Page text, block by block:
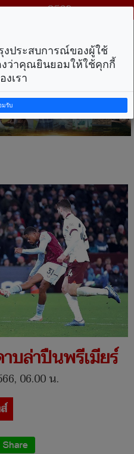
คม พ.ศ. 2569
บล่าปืนพรีเมียร์
06.00 น.
งประสบการณ์ของผู้ใช้
งว่าคุณยินยอมให้ใช้คุกกี้
เรา
มรับ